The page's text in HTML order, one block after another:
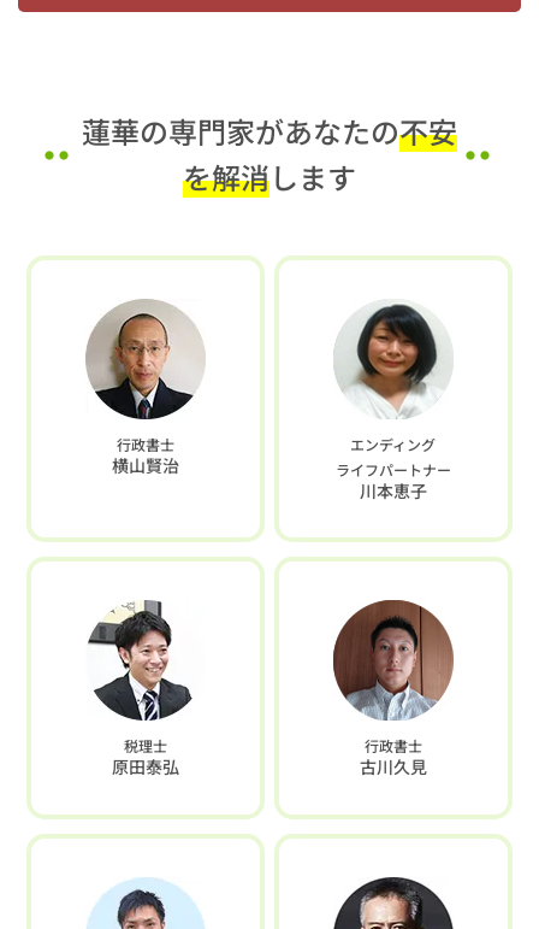
蓮華の専門家があなたの不安
を解消します
行政書士
横山賢治
エンディング
ライフパートナー
川本恵子
税理士
原田泰弘
行政書士
古川久見